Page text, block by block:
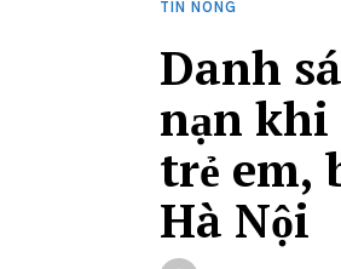
TIN NÓNG
Danh
nạn khi
trẻ em,
Hà Nội